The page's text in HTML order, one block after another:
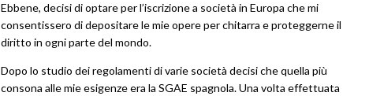
Ebbene, decisi di optare per l’iscrizione a società in Europa che mi
consentissero di depositare le mie opere per chitarra e proteggerne il
diritto in ogni parte del mondo.
Dopo lo studio dei regolamenti di varie società decisi che quella più
consona alle mie esigenze era la SGAE spagnola. Una volta effettuata